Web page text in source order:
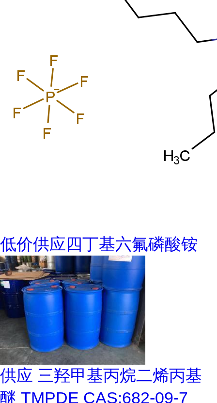
低价供应四丁基六氟磷酸铵
供应 三羟甲基丙烷二烯丙基
醚 TMPDE CAS:682-09-7